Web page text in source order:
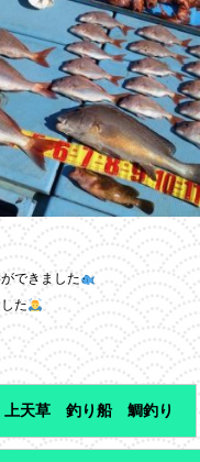
できました
た
天草 釣り船 鯛釣り